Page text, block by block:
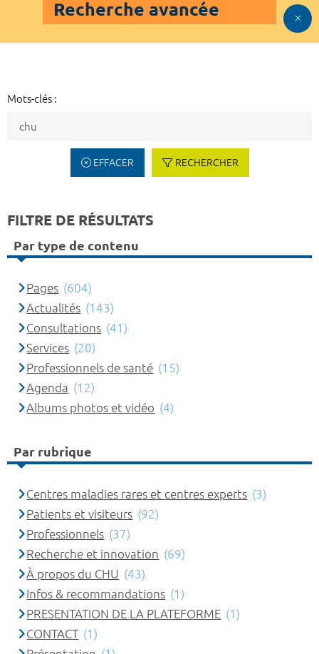
Recherche avancée
Mots-clés :
EFFACER RECHERCHER
FILTRE DE RÉSULTATS
Par type de contenu
Pages (604)
Actualités (143)
Consultations (41)
Services (20)
Professionnels de santé (15)
Agenda (12)
Albums photos et vidéo (4)
Par rubrique
Centres maladies rares et centres experts (3)
Patients et visiteurs (92)
Professionnels (37)
Recherche et innovation (69)
À propos du CHU (43)
Infos & recommandations (1)
PRESENTATION DE LA PLATEFORME (1)
CONTACT (1)